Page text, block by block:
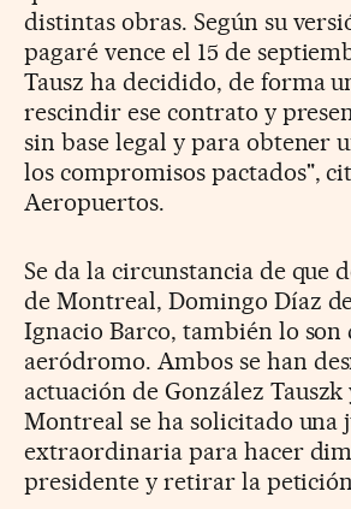
distintas obras. Según su
pagaré vence el 15 de
Tausz ha decidido, de forma
rescindir ese contrato y
sin base legal y para obtener
los compromisos pactados",
Aeropuertos.
Se da la circunstancia de que
de Montreal, Domingo Díaz
Ignacio Barco, también lo son
aeródromo. Ambos se han
actuación de González Tauszk
Montreal se ha solicitado una
extraordinaria para hacer
presidente y retirar la